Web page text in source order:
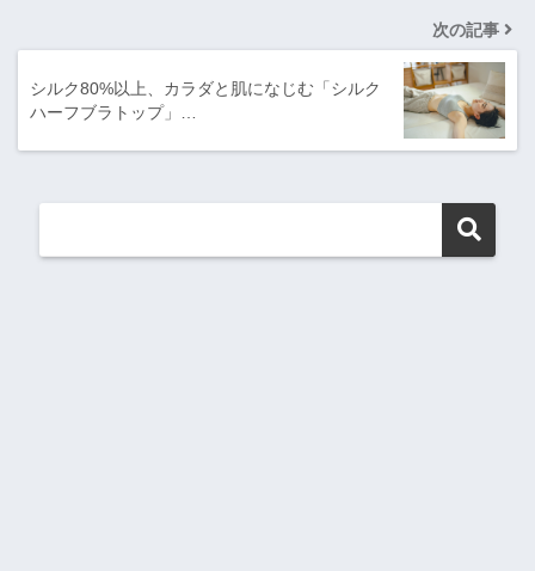
次の記事
シルク80%以上、カラダと肌になじむ「シルク
ハーフブラトップ」…